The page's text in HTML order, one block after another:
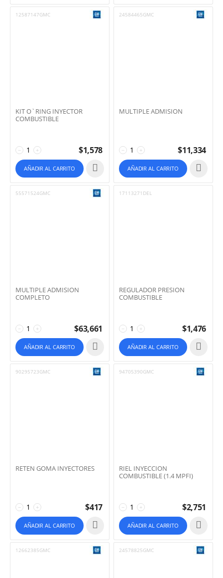
12587147GMC
KIT O`RING INYECTOR
COMBUSTIBLE
+
− $1,578
AÑADIR AL CARRITO
24584465GMC
MULTIPLE ADMISION
+
− $11,334
AÑADIR AL CARRITO
55571524GMC
MULTIPLE ADMISION
COMPLETO
+
− $63,661
AÑADIR AL CARRITO
17113271DEL
REGULADOR PRESION
COMBUSTIBLE
+
− $1,476
AÑADIR AL CARRITO
90295723GMC
RETEN GOMA INYECTORES
+
− $417
AÑADIR AL CARRITO
94705390GMC
RIEL INYECCION
COMBUSTIBLE (1.4 MPFI)
+
− $2,751
AÑADIR AL CARRITO
12662385GMC 24578825GMC